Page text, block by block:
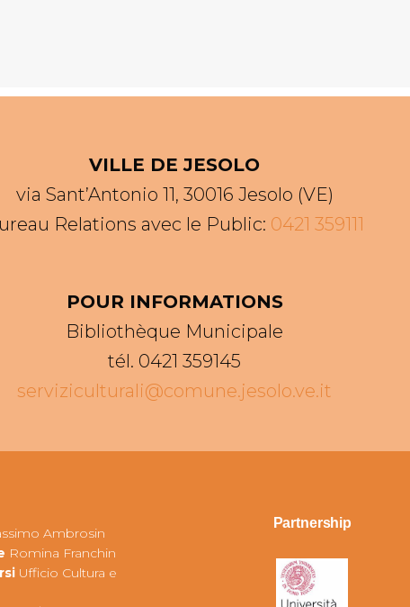
VILLE DE JESOLO
via Sant’Antonio 11, 30016 Jesolo (VE)
Relations avec le Public: 0421 359111
POUR INFORMATIONS
Bibliothèque Municipale
tél. 0421 359145
serviziculturali@comune.jesolo.ve.it
Ambrosin
Romina Franchin
Ufficio Cultura e
Partnership